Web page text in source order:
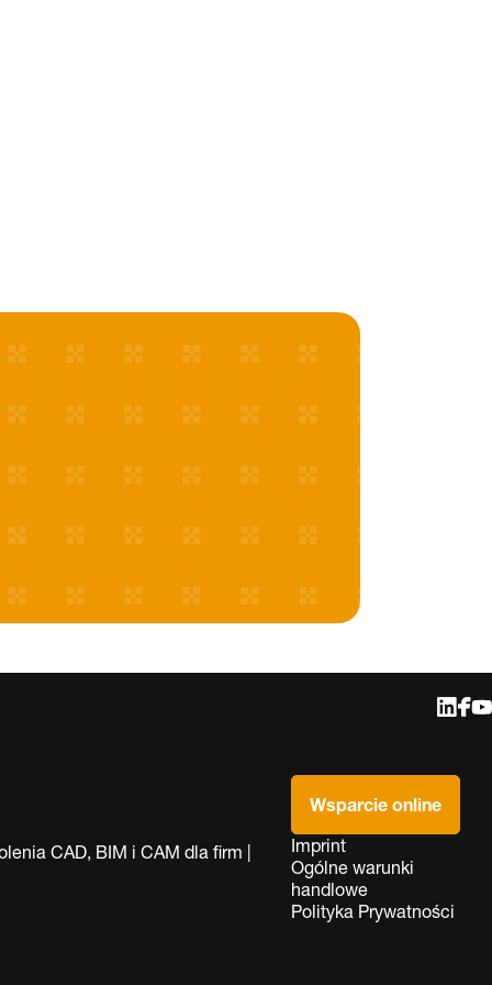
CAD, BIM i CAM dla firm |
Wsparcie online
Imprint
Ogólne warunki
handlowe
Polityka Prywatności